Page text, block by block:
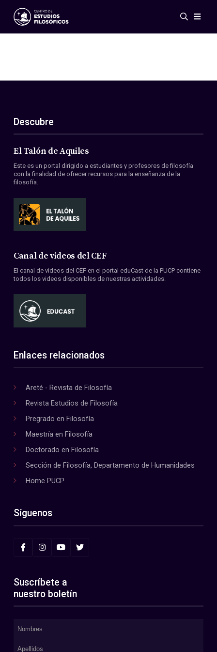
Eventos
ES
EN
Acerca de nosotros
Miembros
Convenios
Descubre
El Talón de Aquiles
Este es un portal dirigido a estudiantes y profesores de filosofía
con la finalidad de ofrecer recursos para la enseñanza de la
filosofía.
Canal de videos del CEF
El canal de videos del CEF en el portal eduCast de la PUCP contiene
todos los videos disponibles de nuestras actividades.
Enlaces relacionados
Areté - Revista de Filosofía
Revista Estudios de Filosofía
Pregrado en Filosofía
Maestría en Filosofía
Doctorado en Filosofía
Sección de Filosofía, Departamento de Humanidades
Home PUCP
Síguenos
Suscríbete a
nuestro boletín